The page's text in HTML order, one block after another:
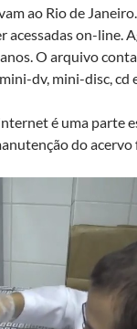
ao Rio de
on-line.
O arquivo
dv, mini-disc, cd
é uma parte
do acervo